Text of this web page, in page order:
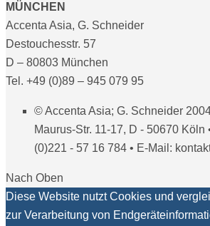
MÜNCHEN
Accenta Asia, G. Schneider
Destouchesstr. 57
D – 80803 München
Tel. +49 (0)89 – 945 079 95
© Accenta Asia; G. Schneider
Maurus-Str. 11-17, D - 50670 Köln
(0)221 - 57 16 784 • E-Mail:
Nach Oben
Diese Website nutzt Cookies und
zur Verarbeitung von